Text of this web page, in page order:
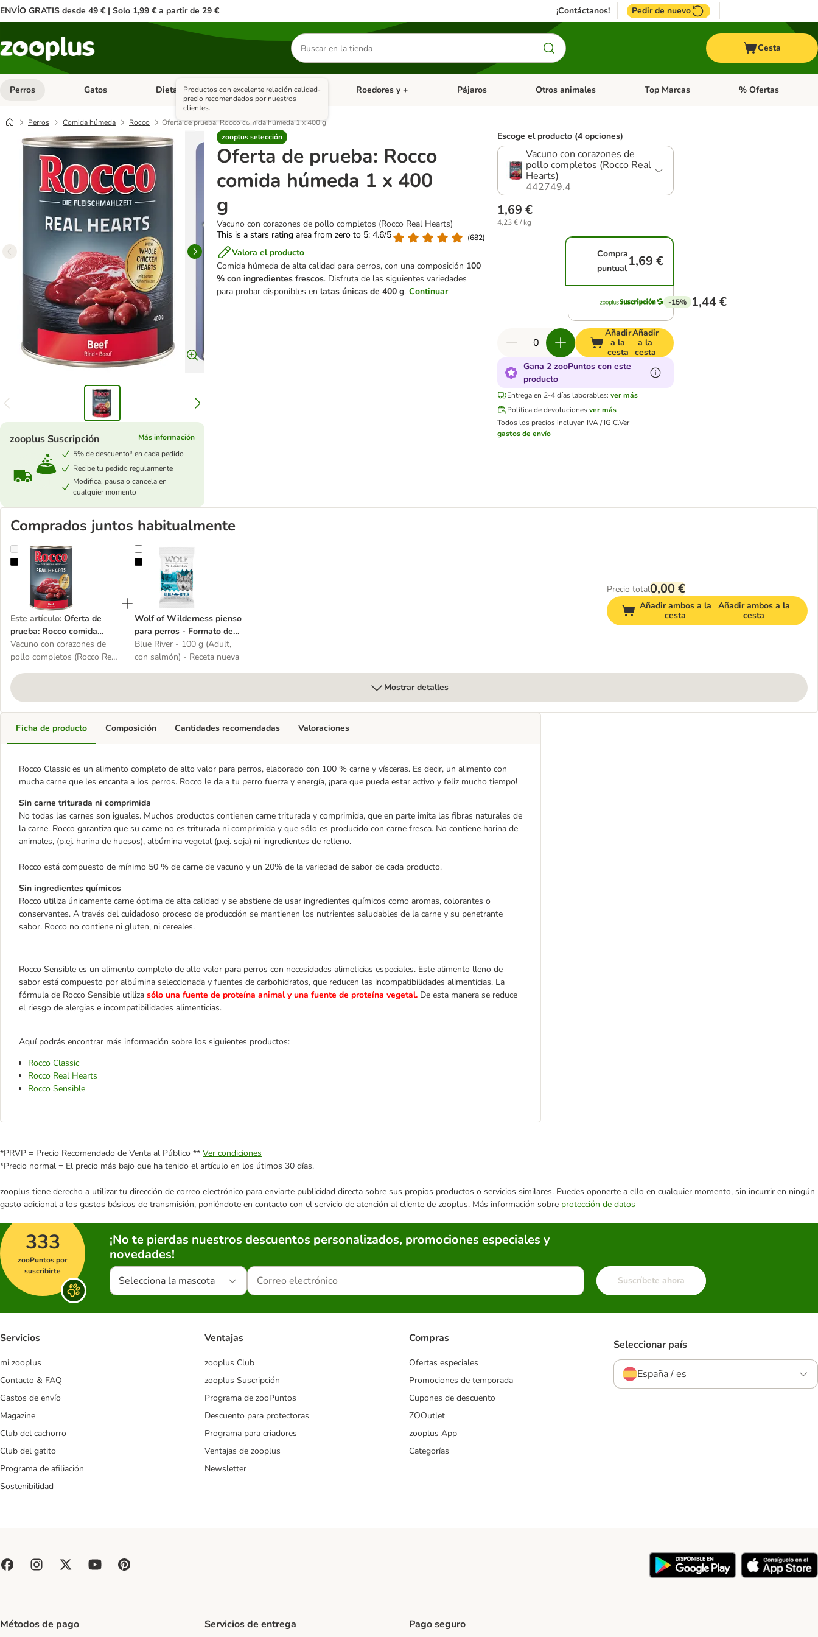
ENVÍO GRATIS desde 49 € | Solo 1,99 € a partir de 29 € ¡Contáctanos! Pedir de nuevo
Buscar
productos
Cesta
Perros Menú de categoria abierto: Perros
Gatos Menú de categoria abierto: Gatos
Dieta Vet. Menú de categoria abierto: Dieta Vet.
Antiparasitarios Menú de categoria abierto: Antiparasitarios
Roedores y + Menú de categoria abierto: Roedores y +
Pájaros Menú de categoria abierto: Pájaros
Otros animales Menú de categoria abierto: Otros animales
Top Marcas Menú de categoria
% Ofertas
Perros Comida húmeda Rocco
Oferta de prueba: Rocco comida húmeda 1 x 400 g
zooplus selección
Productos con excelente relación calidad-
precio recomendados por nuestros
clientes.
Oferta de prueba: Rocco
comida húmeda 1 x 400
g
Vacuno con corazones de pollo completos (Rocco Real Hearts)
This is a stars rating area from zero to 5: 4.6/5
(682)
Valora el producto
Comida húmeda de alta calidad para perros, con una composición 100
% con ingredientes frescos. Disfruta de las siguientes variedades
para probar disponibles en latas únicas de 400 g. Continuar
zooplus Suscripción
Más información
5% de descuento* en cada pedido
Recibe tu pedido regularmente
Modifica, pausa o cancela en
cualquier momento
Escoge el producto (4 opciones)
Vacuno con corazones de
pollo completos (Rocco Real
Hearts)
442749.4
1,69 €
4,23 € / kg
Compra
puntual 1,69 €
-15% 1,44 €
Añadir
a la
cesta
Añadir
a la
cesta
Gana 2 zooPuntos con este
producto
Entrega en 2-4 días laborables: ver más
Política de devoluciones ver más
Todos los precios incluyen IVA / IGIC.Ver
gastos de envío
Comprados juntos habitualmente
Oferta de prueba: Rocco comida húmeda 1 x 400 g
Este artículo: Oferta de
prueba: Rocco comida
húmeda 1 x 400 g
Vacuno con corazones de
pollo completos (Rocco Real
Wolf of Wilderness pienso para perros - Formato de prueba
Wolf of Wilderness pienso
para perros - Formato de
prueba
Blue River - 100 g (Adult,
con salmón) - Receta nueva
Precio total0,00 €
Añadir ambos a la
cesta
Añadir ambos a la
cesta
Mostrar detalles
Ficha de producto
Rocco Classic es un alimento completo de alto valor para perros, elaborado con 100 % carne y vísceras. Es decir, un alimento con
mucha carne que les encanta a los perros. Rocco le da a tu perro fuerza y energía, ¡para que pueda estar activo y feliz mucho tiempo!
Sin carne triturada ni comprimida
No todas las carnes son iguales. Muchos productos contienen carne triturada y comprimida, que en parte imita las fibras naturales de
la carne. Rocco garantiza que su carne no es triturada ni comprimida y que sólo es producido con carne fresca. No contiene harina de
animales, (p.ej. harina de huesos), albúmina vegetal (p.ej. soja) ni ingredientes de relleno.
Rocco está compuesto de mínimo 50 % de carne de vacuno y un 20% de la variedad de sabor de cada producto.
Sin ingredientes químicos
Rocco utiliza únicamente carne óptima de alta calidad y se abstiene de usar ingredientes químicos como aromas, colorantes o
conservantes. A través del cuidadoso proceso de producción se mantienen los nutrientes saludables de la carne y su penetrante
sabor. Rocco no contiene ni gluten, ni cereales.
Rocco Sensible es un alimento completo de alto valor para perros con necesidades alimeticias especiales. Este alimento lleno de
sabor está compuesto por albúmina seleccionada y fuentes de carbohidratos, que reducen las incompatibilidades alimenticias. La
fórmula de Rocco Sensible utiliza sólo una fuente de proteína animal y una fuente de proteína vegetal. De esta manera se reduce
el riesgo de alergias e incompatibilidades alimenticias.
Aquí podrás encontrar más información sobre los siguientes productos:
Rocco Classic
Rocco Real Hearts
Rocco Sensible
Composición Cantidades recomendadas Valoraciones
*PRVP = Precio Recomendado de Venta al Público ** Ver condiciones
*Precio normal = El precio más bajo que ha tenido el artículo en los útimos 30 días.
zooplus tiene derecho a utilizar tu dirección de correo electrónico para enviarte publicidad directa sobre sus propios productos o servicios similares. Puedes oponerte a ello en cualquier momento, sin incurrir en ningún
gasto adicional a los gastos básicos de transmisión, poniéndote en contacto con el servicio de atención al cliente de zooplus. Más información sobre protección de datos
333
zooPuntos por
suscribirte
¡No te pierdas nuestros descuentos personalizados, promociones especiales y
novedades!
Selecciona la mascota Suscríbete ahora
Servicios
mi zooplus
Contacto & FAQ
Gastos de envío
Magazine
Club del cachorro
Club del gatito
Programa de afiliación
Sostenibilidad
Ventajas
zooplus Club
zooplus Suscripción
Programa de zooPuntos
Descuento para protectoras
Programa para criadores
Ventajas de zooplus
Newsletter
Compras
Ofertas especiales
Promociones de temporada
Cupones de descuento
ZOOutlet
zooplus App
Categorías
Seleccionar país
España / es
Métodos de pago Servicios de entrega Pago seguro